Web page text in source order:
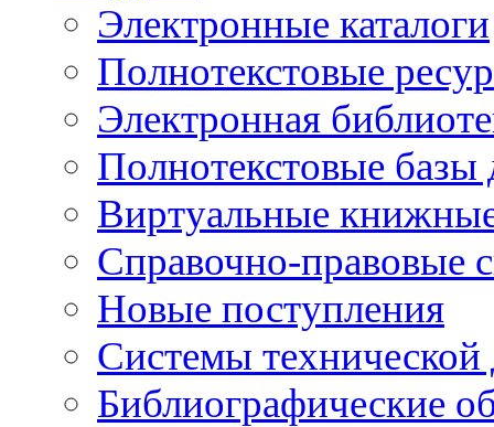
Электронные каталоги
Полнотекстовые
Электронная
Полнотекстовые
Виртуальные
Справочно-правовые
Новые поступления
Cистемы
Библиографические